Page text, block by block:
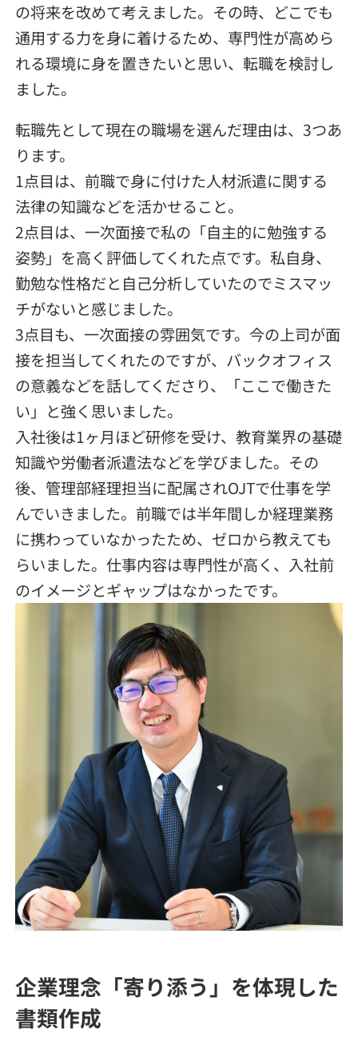
の将来を改めて考えました。その時、どこでも
通用する力を身に着けるため、専門性が高めら
れる環境に身を置きたいと思い、転職を検討し
ました。
転職先として現在の職場を選んだ理由は、3つあ
ります。
1点目は、前職で身に付けた人材派遣に関する
法律の知識などを活かせること。
2点目は、一次面接で私の「自主的に勉強する
姿勢」を高く評価してくれた点です。私自身、
勤勉な性格だと自己分析していたのでミスマッ
チがないと感じました。
3点目も、一次面接の雰囲気です。今の上司が面
接を担当してくれたのですが、バックオフィス
の意義などを話してくださり、「ここで働きた
い」と強く思いました。
入社後は1ヶ月ほど研修を受け、教育業界の基礎
知識や労働者派遣法などを学びました。その
後、管理部経理担当に配属されOJTで仕事を学
んでいきました。前職では半年間しか経理業務
に携わっていなかったため、ゼロから教えても
らいました。仕事内容は専門性が高く、入社前
のイメージとギャップはなかったです。
企業理念「寄り添う」を体現した
書類作成